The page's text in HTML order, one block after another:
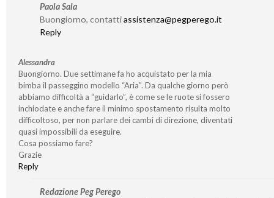
Paola Sala
Buongiorno, contattiassistenza@pegperego.it
Reply
Alessandra
Buongiorno. Due settimane fa ho acquistato per la mia
bimba il passeggino modello “Aria”. Da qualche giorno però
abbiamo difficoltà a “guidarlo”, è come se le ruote si fossero
inchiodate e anche fare il minimo spostamento risulta molto
difficoltoso, per non parlare dei cambi di direzione, diventati
quasi impossibili da eseguire.
Cosa possiamo fare?
Grazie
Reply
Redazione Peg Perego